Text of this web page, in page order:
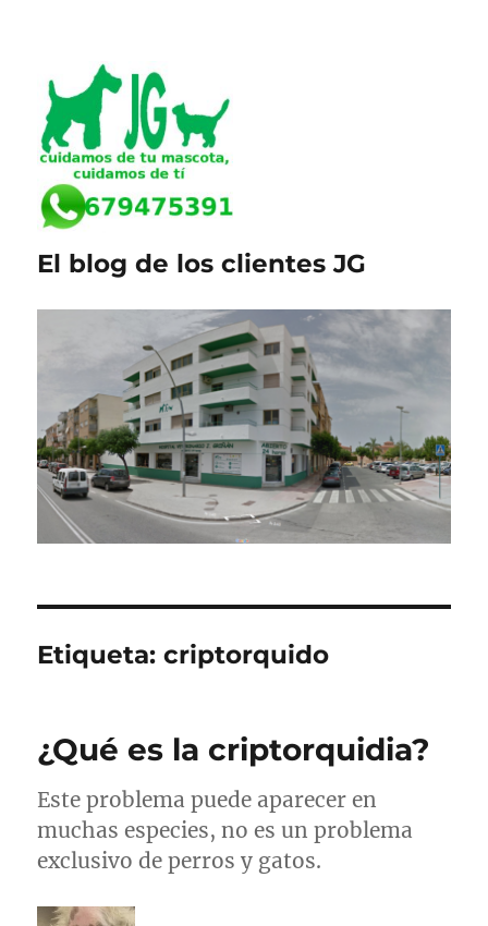
El blog de los clientes JG
Etiqueta:criptorquido
¿Qué es la criptorquidia?
Este problema puede aparecer en
muchas especies, no es un problema
exclusivo de perros y gatos.